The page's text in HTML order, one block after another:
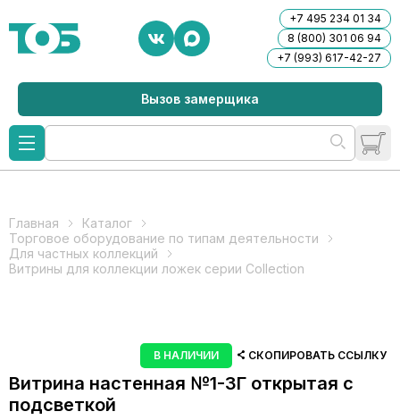
+7 495 234 01 34
8 (800) 301 06 94
+7 (993) 617-42-27
Вызов замерщика
Главная
Каталог
Торговое оборудование по типам деятельности
Для частных коллекций
Витрины для коллекции ложек серии Collection
В НАЛИЧИИ СКОПИРОВАТЬ ССЫЛКУ
Витрина настенная №1-3Г открытая с
подсветкой